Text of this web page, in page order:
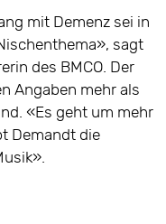
mit Demenz sei in
sagt
des BMCO. Der
Angaben mehr als
«Es geht um mehr
Demandt die